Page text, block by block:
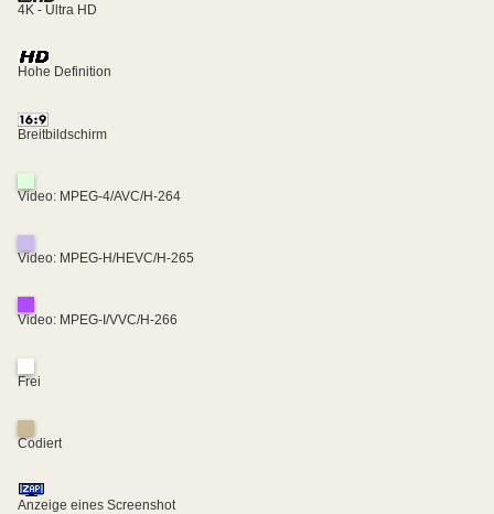
4K - Ultra HD
Hohe Definition
Breitbildschirm
Video: MPEG-4/AVC/H-264
Video: MPEG-H/HEVC/H-265
Video: MPEG-I/VVC/H-266
Frei
Codiert
Anzeige eines Screenshot